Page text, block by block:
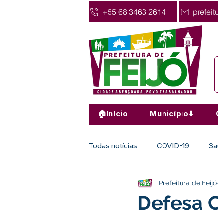
+55 68 3463 2614
🏠Início Município⬇️
Todas notícias COVID-19
Agricultura Nota de Pesar
Defesa
Prefeitura de Feijó